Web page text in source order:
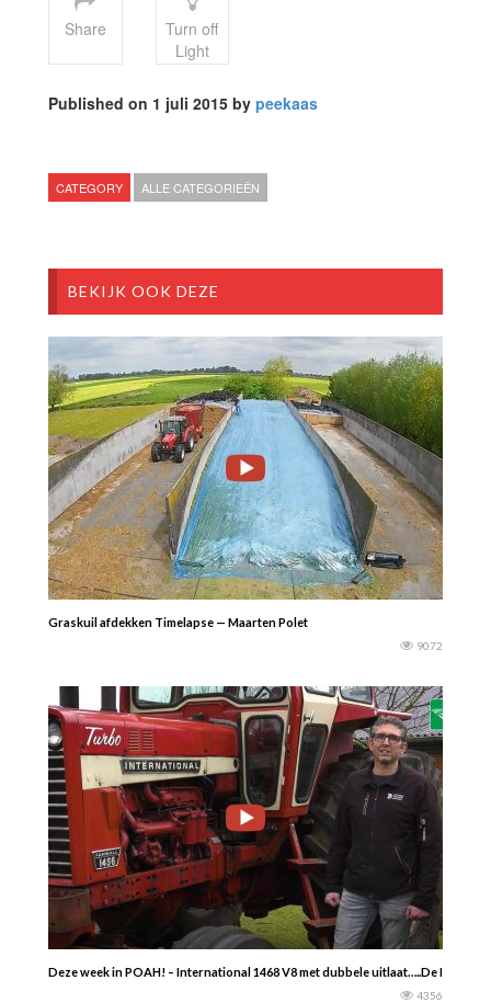
Share
Turn off
Light
Published on 1 juli 2015 by peekaas
CATEGORY ALLE CATEGORIEËN
BEKIJK OOK DEZE
Graskuil afdekken Timelapse — Maarten Polet
9072
Deze week in POAH! – International 1468 V8 met dubbele uitlaat…..De
4356